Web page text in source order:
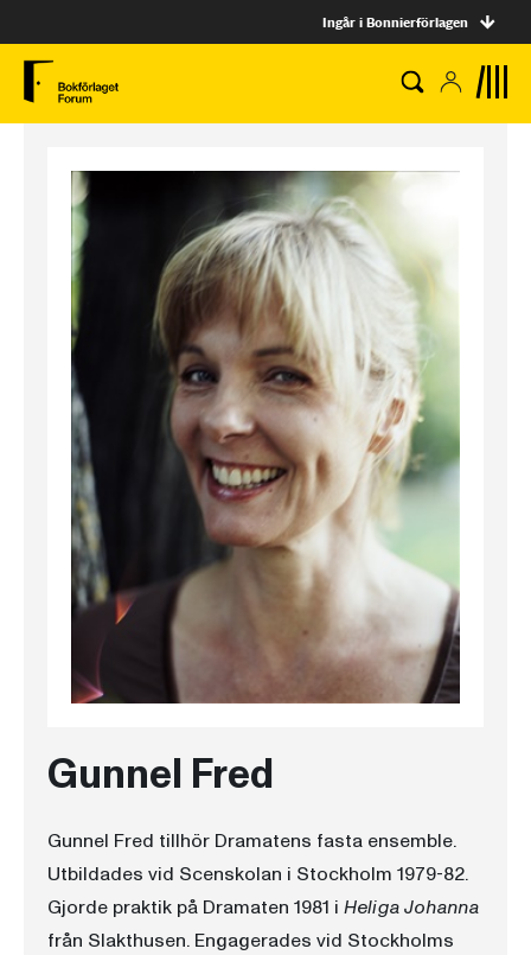
Ingår i Bonnierförlagen
Gunnel Fred
Gunnel Fred tillhör Dramatens fasta ensemble.
Utbildades vid Scenskolan i Stockholm 1979-82.
Gjorde praktik på Dramaten 1981 i Heliga Johanna
från Slakthusen. Engagerades vid Stockholms